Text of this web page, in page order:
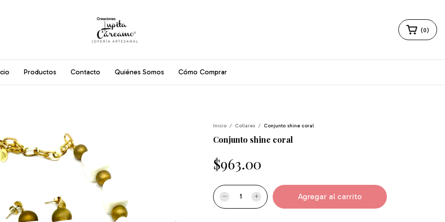
(0)
Productos Contacto Quiénes Somos Cómo Comprar
Inicio / Collares / Conjunto shine coral
Conjunto shine coral
$963.00